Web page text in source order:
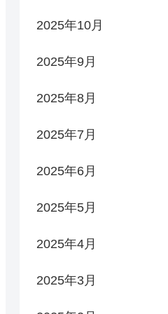
2025年10月
2025年9月
2025年8月
2025年7月
2025年6月
2025年5月
2025年4月
2025年3月